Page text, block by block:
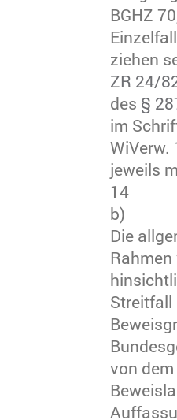
BGHZ
ziehen
ZR 24/
des §
im
WiVerw.
jeweils
14
b)
Die
Streitfall
von